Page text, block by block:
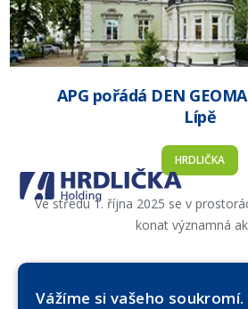
APG pořádá DEN
Lípě
HRDLIČKA
Ve středu 1. října 2025 se v
konat významná
Vážíme si vašeho soukromí.